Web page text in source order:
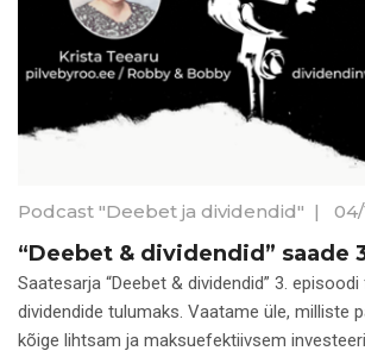
Podcast "Deebet ja dividendid" |
“Deebet & dividendid” saade
Saatesarja “Deebet & dividendid” 3.
dividendide tulumaks. Vaatame üle, milliste
kõige lihtsam ja maksuefektiivsem